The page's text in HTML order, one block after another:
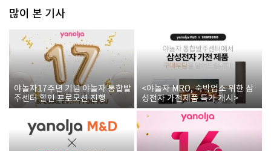
많이 본 기사
야놀자17주년 기념 야놀자 통합발
주센터 할인 프로모션 진행
<야놀자 MRO, 숙박업소 위한 삼
성전자 가전제품 특가 개시>